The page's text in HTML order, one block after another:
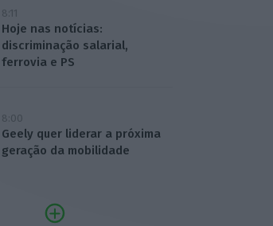
8:11
Hoje nas notícias:
discriminação salarial,
ferrovia e PS
8:00
Geely quer liderar a próxima
geração da mobilidade